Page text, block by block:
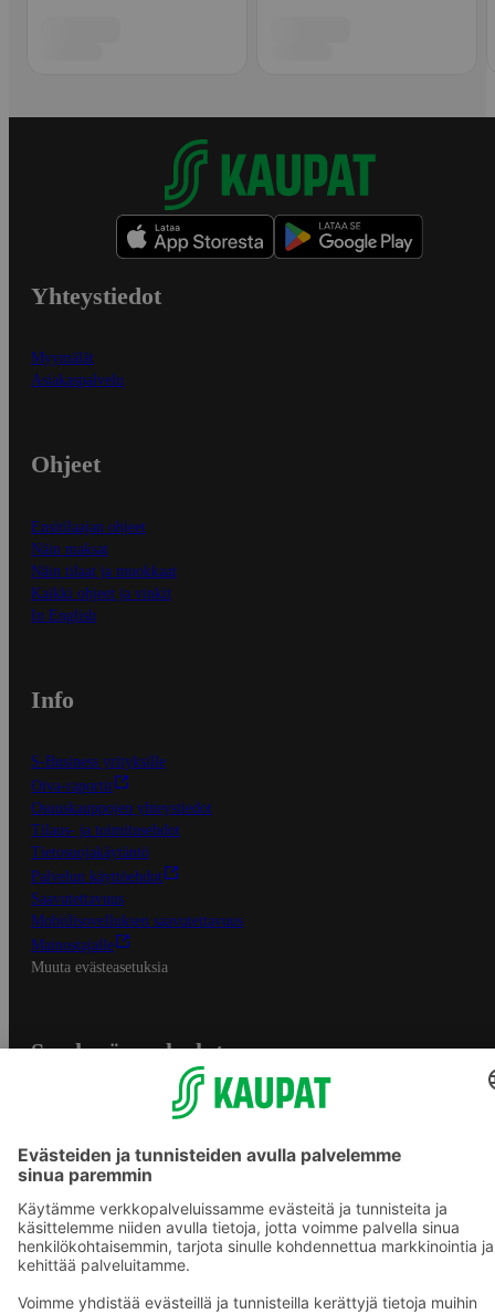
Yhteystiedot
Myymälät
Asiakaspalvelu
Ohjeet
Ensitilaajan ohjeet
Näin maksat
Näin tilaat ja muokkaat
Kaikki ohjeet ja vinkit
In English
Info
S-Business yrityksille
Oiva-raportit
Osuuskauppojen yhteystiedot
Tilaus- ja toimitusehdot
Tietosuojakäytäntö
Palvelun käyttöehdot
Saavutettavuus
Mobiilisovelluksen saavutettavuus
Mainostajalle
Muuta evästeasetuksia
S-ryhmän palvelut
Yhteishyvä Ruoka -sovellus
S-ostoslista -sovellus
Prisma.fi
Sokos.fi
S-Pankki